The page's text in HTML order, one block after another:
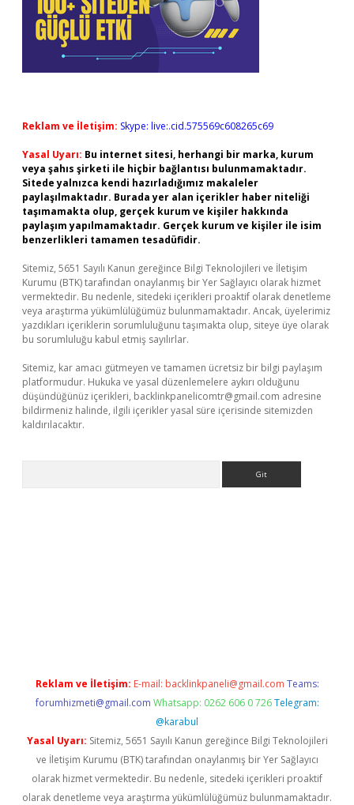
Reklam ve İletişim: Skype: live:.cid.575569c608265c69
Yasal Uyarı: Bu internet sitesi, herhangi bir marka, kurum
veya şahıs şirketi ile hiçbir bağlantısı bulunmamaktadır.
Sitede yalnızca kendi hazırladığımız makaleler
paylaşılmaktadır. Burada yer alan içerikler haber niteliği
taşımamakta olup, gerçek kurum ve kişiler hakkında
paylaşım yapılmamaktadır. Gerçek kurum ve kişiler ile isim
benzerlikleri tamamen tesadüfidir.
Sitemiz, 5651 Sayılı Kanun gereğince Bilgi Teknolojileri ve İletişim
Kurumu (BTK) tarafından onaylanmış bir Yer Sağlayıcı olarak hizmet
vermektedir. Bu nedenle, sitedeki içerikleri proaktif olarak denetleme
veya araştırma yükümlülüğümüz bulunmamaktadır. Ancak, üyelerimiz
yazdıkları içeriklerin sorumluluğunu taşımakta olup, siteye üye olarak
bu sorumluluğu kabul etmiş sayılırlar.
Sitemiz, kar amacı gütmeyen ve tamamen ücretsiz bir bilgi paylaşım
platformudur. Hukuka ve yasal düzenlemelere aykırı olduğunu
düşündüğünüz içerikleri, backlinkpanelicomtr@gmail.com adresine
bildirmeniz halinde, ilgili içerikler yasal süre içerisinde sitemizden
kaldırılacaktır.
Reklam ve İletişim: E-mail: backlinkpaneli@gmail.com Teams:
forumhizmeti@gmail.com Whatsapp: 0262 606 0 726 Telegram:
@karabul
Yasal Uyarı: Sitemiz, 5651 Sayılı Kanun gereğince Bilgi Teknolojileri
ve İletişim Kurumu (BTK) tarafından onaylanmış bir Yer Sağlayıcı
olarak hizmet vermektedir. Bu nedenle, sitedeki içerikleri proaktif
olarak denetleme veya araştırma yükümlülüğümüz bulunmamaktadır.